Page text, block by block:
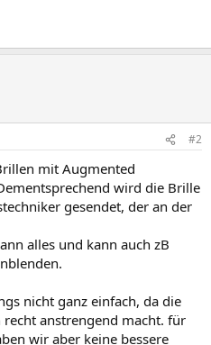
#2
mit Augmented
wird die Brille
gesendet, der an der
alles und kann auch zB
nicht ganz einfach, da die
recht anstrengend macht. für
wir aber keine bessere